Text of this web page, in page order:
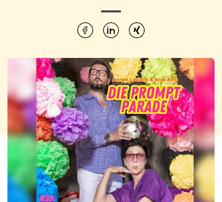
Diesen Artikel teilen: Per Facebook teilen
Per LinkedIn teilen
Per Xing teilen